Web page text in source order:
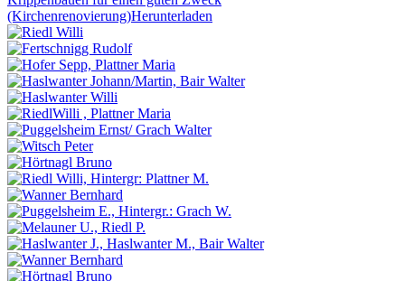
(Kirchenrenovierung)Herunterladen